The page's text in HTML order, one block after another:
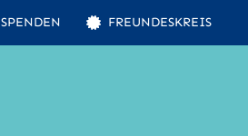
SPENDEN FREUNDESKREIS